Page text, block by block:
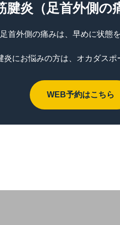
腱炎（足首外側の
首外側の痛みは、早めに状態
にお悩みの方は、オカダスポ
WEB予約はこちら